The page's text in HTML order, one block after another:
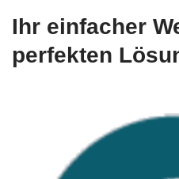
Ihr einfacher
perfekten